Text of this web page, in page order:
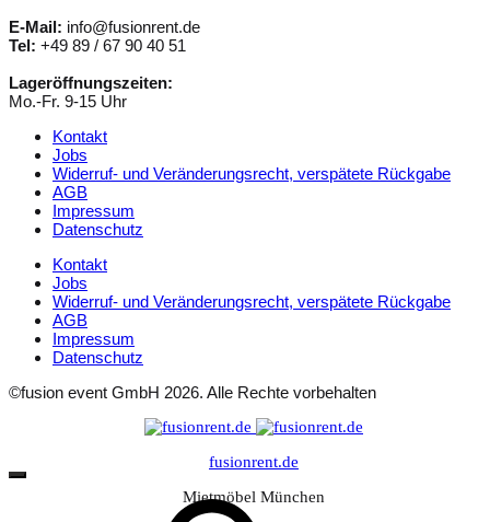
E-Mail: info@fusionrent.de
Tel: +49 89 / 67 90 40 51
Lageröffnungszeiten:
Mo.-Fr. 9-15 Uhr
Kontakt
Jobs
Widerruf- und Veränderungsrecht, verspätete Rückgabe
AGB
Impressum
Datenschutz
Kontakt
Jobs
Widerruf- und Veränderungsrecht, verspätete Rückgabe
AGB
Impressum
Datenschutz
©fusion event GmbH 2026. Alle Rechte vorbehalten
fusionrent.de
Mietmöbel München